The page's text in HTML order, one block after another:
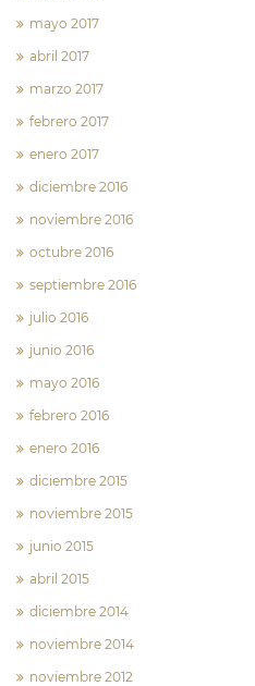
mayo 2017
abril 2017
marzo 2017
febrero 2017
enero 2017
diciembre 2016
noviembre 2016
octubre 2016
septiembre 2016
julio 2016
junio 2016
mayo 2016
febrero 2016
enero 2016
diciembre 2015
noviembre 2015
junio 2015
abril 2015
diciembre 2014
noviembre 2014
noviembre 2012